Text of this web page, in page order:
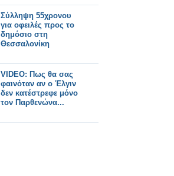
Σύλληψη 55χρονου
για οφειλές προς το
δημόσιο στη
Θεσσαλονίκη
VIDEO: Πως θα σας
φαινόταν αν ο Έλγιν
δεν κατέστρεφε μόνο
τον Παρθενώνα...